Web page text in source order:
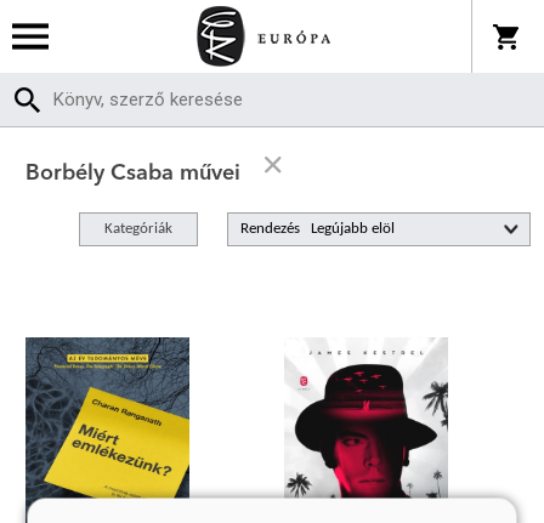
Borbély Csaba művei
Kategóriák Rendezés